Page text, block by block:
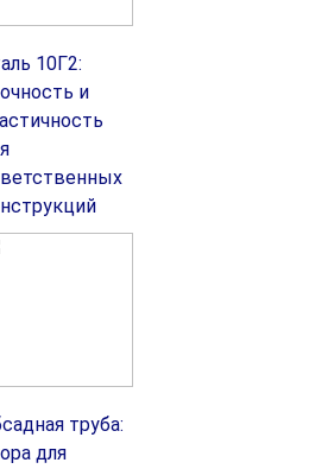
10Г2:
и
труба:
для